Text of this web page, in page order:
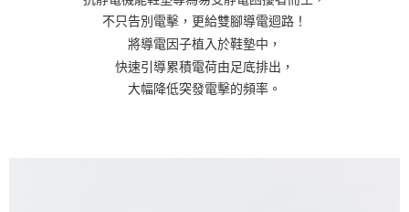
不只告別電擊，更給雙腳導電迴路！
將導電因子植入於鞋墊中，
快速引導累積電荷由足底排出，
大幅降低突發電擊的頻率。